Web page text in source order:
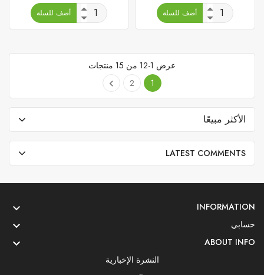
أضف للسلة أضف للسلة
عرض 1-12 من 15 منتجات
1
2

الأكثر مبيعًا
LATEST COMMENTS
INFORMATION

حسابي 
ABOUT INFO

النشرة الإخبارية